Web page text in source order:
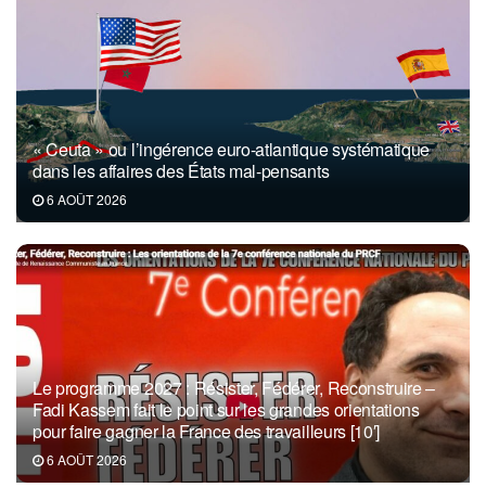
« Ceuta » ou l’ingérence euro-atlantique systématique
dans les affaires des États mal-pensants
6 AOÛT 2026
Le programme 2027 : Résister, Fédérer, Reconstruire –
Fadi Kassem fait le point sur les grandes orientations
pour faire gagner la France des travailleurs [10′]
6 AOÛT 2026